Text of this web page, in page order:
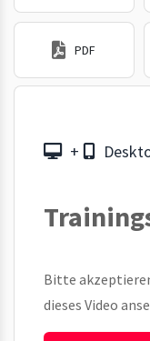
PDF
+
Bitte
dieses Video